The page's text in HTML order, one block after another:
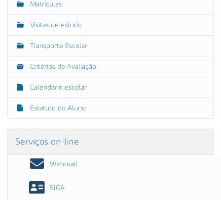
ã
o
Matrículas
Visitas de estudo
Transporte Escolar
Critérios de Avaliação
Calendário escolar
Estatuto do Aluno
Serviços on-line
Webmail
SIGA